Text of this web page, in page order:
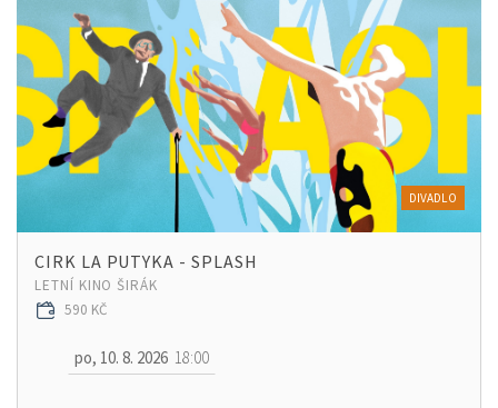
DIVADLO
CIRK LA PUTYKA - SPLASH
LETNÍ KINO ŠIRÁK
590 KČ
po, 10. 8. 2026 18:00